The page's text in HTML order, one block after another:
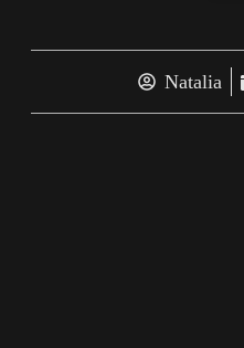
Natalia